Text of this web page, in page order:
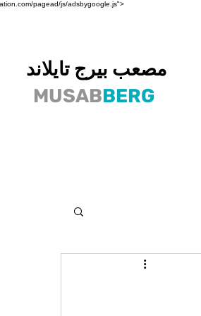
pagead/js/adsbygoogle.js">
مصعب بيرج تايلاند
MUSABBERG